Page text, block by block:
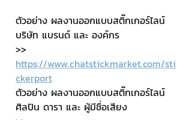
ตัวอย่าง ผลงานออกแบบสติ๊กเกอร์ไลน์
บริษัท แบรนด์ และ องค์กร
>>
https://www.chatstickmarket.com/sti
ckerport
ตัวอย่าง ผลงานออกแบบสติ๊กเกอร์ไลน์
ศิลปิน ดารา และ ผู้มีชื่อเสียง